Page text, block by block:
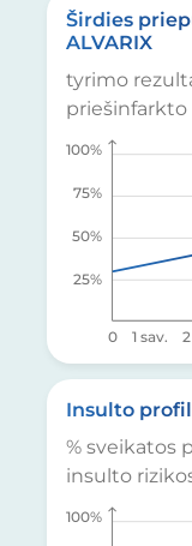
Širdies
ALVARIX
tyrimo
100%
75%
50%
25%
0 1 sav.
Insulto
% sveikatos
insulto
100%